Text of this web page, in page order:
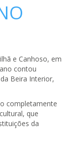
e Canhoso, em
contou
Beira Interior,
completamente
que
da